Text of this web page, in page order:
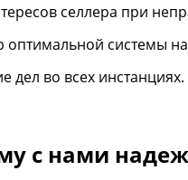
селлера при
системы
дел во всех инстанциях.
с нами